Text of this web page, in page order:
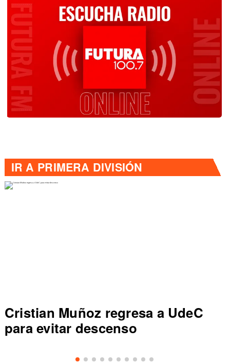
IR A PRIMERA DIVISIÓN
Cristian Muñoz regresa a UdeC
para evitar descenso